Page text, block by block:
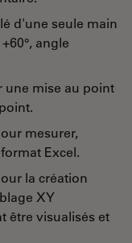
d'une seule main
angle
une mise au point
mesurer,
Excel.
la création
XY
être visualisés et